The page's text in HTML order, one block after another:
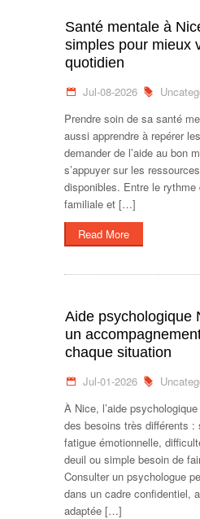
Santé mentale à
simples pour mieux
quotidien
Jul-08-2026
Prendre soin de sa santé
aussi apprendre à repérer
demander de l’aide au bon
s’appuyer sur les
disponibles. Entre le
familiale et […]
Read More
Aide psychologique
un
chaque situation
Jul-01-2026
À Nice, l’aide
des besoins très différents :
fatigue émotionnelle,
deuil ou simple besoin de
Consulter un psychologue
dans un cadre confidentiel,
adaptée […]